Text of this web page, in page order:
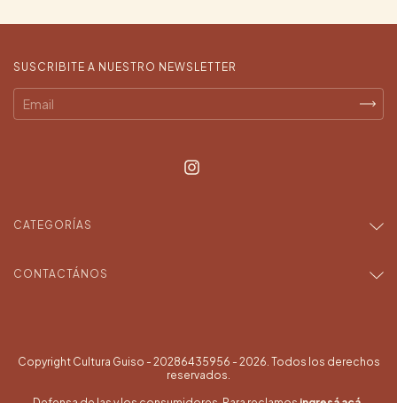
SUSCRIBITE A NUESTRO NEWSLETTER
CATEGORÍAS
CONTACTÁNOS
Copyright Cultura Guiso - 20286435956 - 2026. Todos los derechos
reservados.